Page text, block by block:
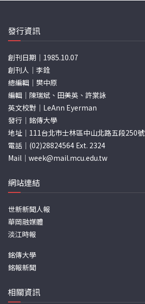
發行資訊
創刊日期｜1985.10.07
創刊人｜李銓
總編輯｜樊中原
編輯｜陳瑞斌、田美英、許棠詠
英文校對｜LeAnn Eyerman
發行｜銘傳大學
地址｜111台北市士林區中山北路五段250號
電話｜(02)28824564 Ext. 2324
Mail｜ week@mail.mcu.edu.tw
網站連結
世新新聞人報
華岡融媒體
淡江時報
銘傳大學
銘報新聞
相關資訊